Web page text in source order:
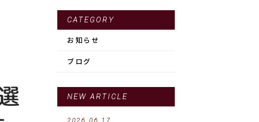
CATEGORY
お知らせ
ブログ
NEW ARTICLE
2026.06.17